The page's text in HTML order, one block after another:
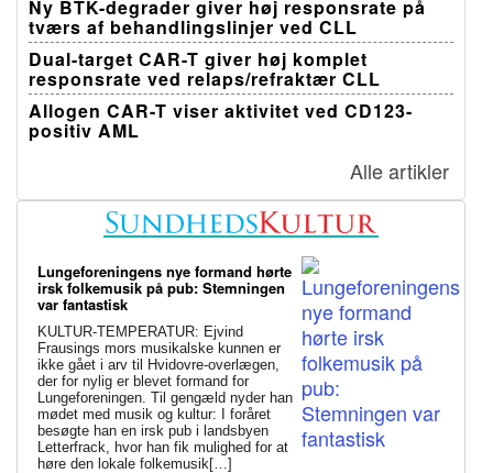
Ny BTK-degrader giver høj responsrate på
tværs af behandlingslinjer ved CLL
Dual-target CAR-T giver høj komplet
responsrate ved relaps/refraktær CLL
Allogen CAR-T viser aktivitet ved CD123-
positiv AML
Alle artikler
Lungeforeningens nye formand hørte
irsk folkemusik på pub: Stemningen
var fantastisk
KULTUR-TEMPERATUR: Ejvind
Frausings mors musikalske kunnen er
ikke gået i arv til Hvidovre-overlægen,
der for nylig er blevet formand for
Lungeforeningen. Til gengæld nyder han
mødet med musik og kultur: I foråret
besøgte han en irsk pub i landsbyen
Letterfrack, hvor han fik mulighed for at
høre den lokale folkemusik[…]